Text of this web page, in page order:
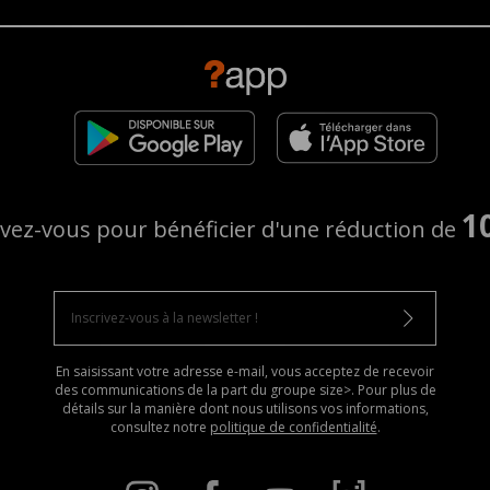
vous pour bénéficier d'une réduction de
En saisissant votre adresse e-mail, vous acceptez de recevoir
des communications de la part du groupe size>. Pour plus de
détails sur la manière dont nous utilisons vos informations,
consultez notre politique de confidentialité.